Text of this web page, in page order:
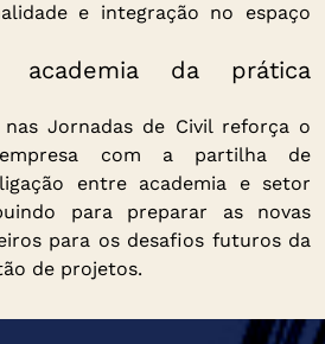
e integração no espaço
academia da prática
Jornadas de Civil reforça o
com a partilha de
entre academia e setor
para preparar as novas
para os desafios futuros da
de projetos.